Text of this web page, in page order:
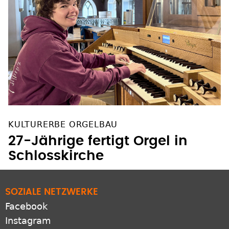
KULTURERBE ORGELBAU
27-Jährige fertigt Orgel in
Schlosskirche
SOZIALE NETZWERKE
Facebook
Instagram